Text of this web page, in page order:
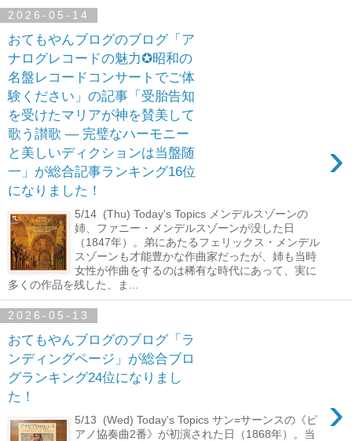
2026-05-14
おてもやんブログのブログ「ア
ナログレコードの魅力✪昭和の
名盤レコードコンサートでご体
験ください」の記事「受胎告知
を受けたマリアが神を賛美して
歌う讃歌 ― 完璧なハーモニー
と美しいディクションは当盤随
一」が総合記事ランキング16位
になりました！
›
5/14 (Thu) Today's Topics メンデルスゾーンの
姉、ファニー・メンデルスゾーンが没した日
（1847年）。弟にあたるフェリックス・メンデル
スゾーンも才能豊かな作曲家だったが、姉も当時
女性が作曲をするのは稀有な時代にあって、実に
多くの作品を残した、ま...
2026-05-13
おてもやんブログのブログ「ラ
ンディングページ」が総合ブロ
グランキング24位になりまし
た！
›
5/13 (Wed) Today's Topics サン=サーンスの《ピ
アノ協奏曲2番》が初演された日（1868年）。当